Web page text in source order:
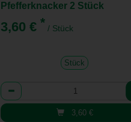
Pfefferknacker 2 Stück
3,60 € * / Stück
Stück
Anzahl
3,60 €